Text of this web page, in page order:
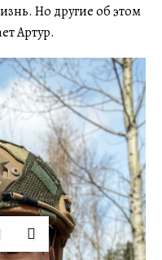
Но другие об этом
Артур.